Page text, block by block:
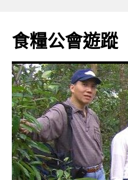
content
食糧公會遊蹤